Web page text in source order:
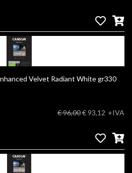
Velvet Radiant White gr330
€ 96,00€ 93,12 +IVA